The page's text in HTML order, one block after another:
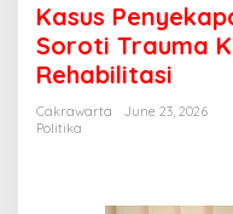
s
u
s
e
Kasus
Soroti Trauma
Rehabilitasi
Cakrawarta
June 23, 2026
Politika